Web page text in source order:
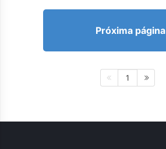
Próxima página
1